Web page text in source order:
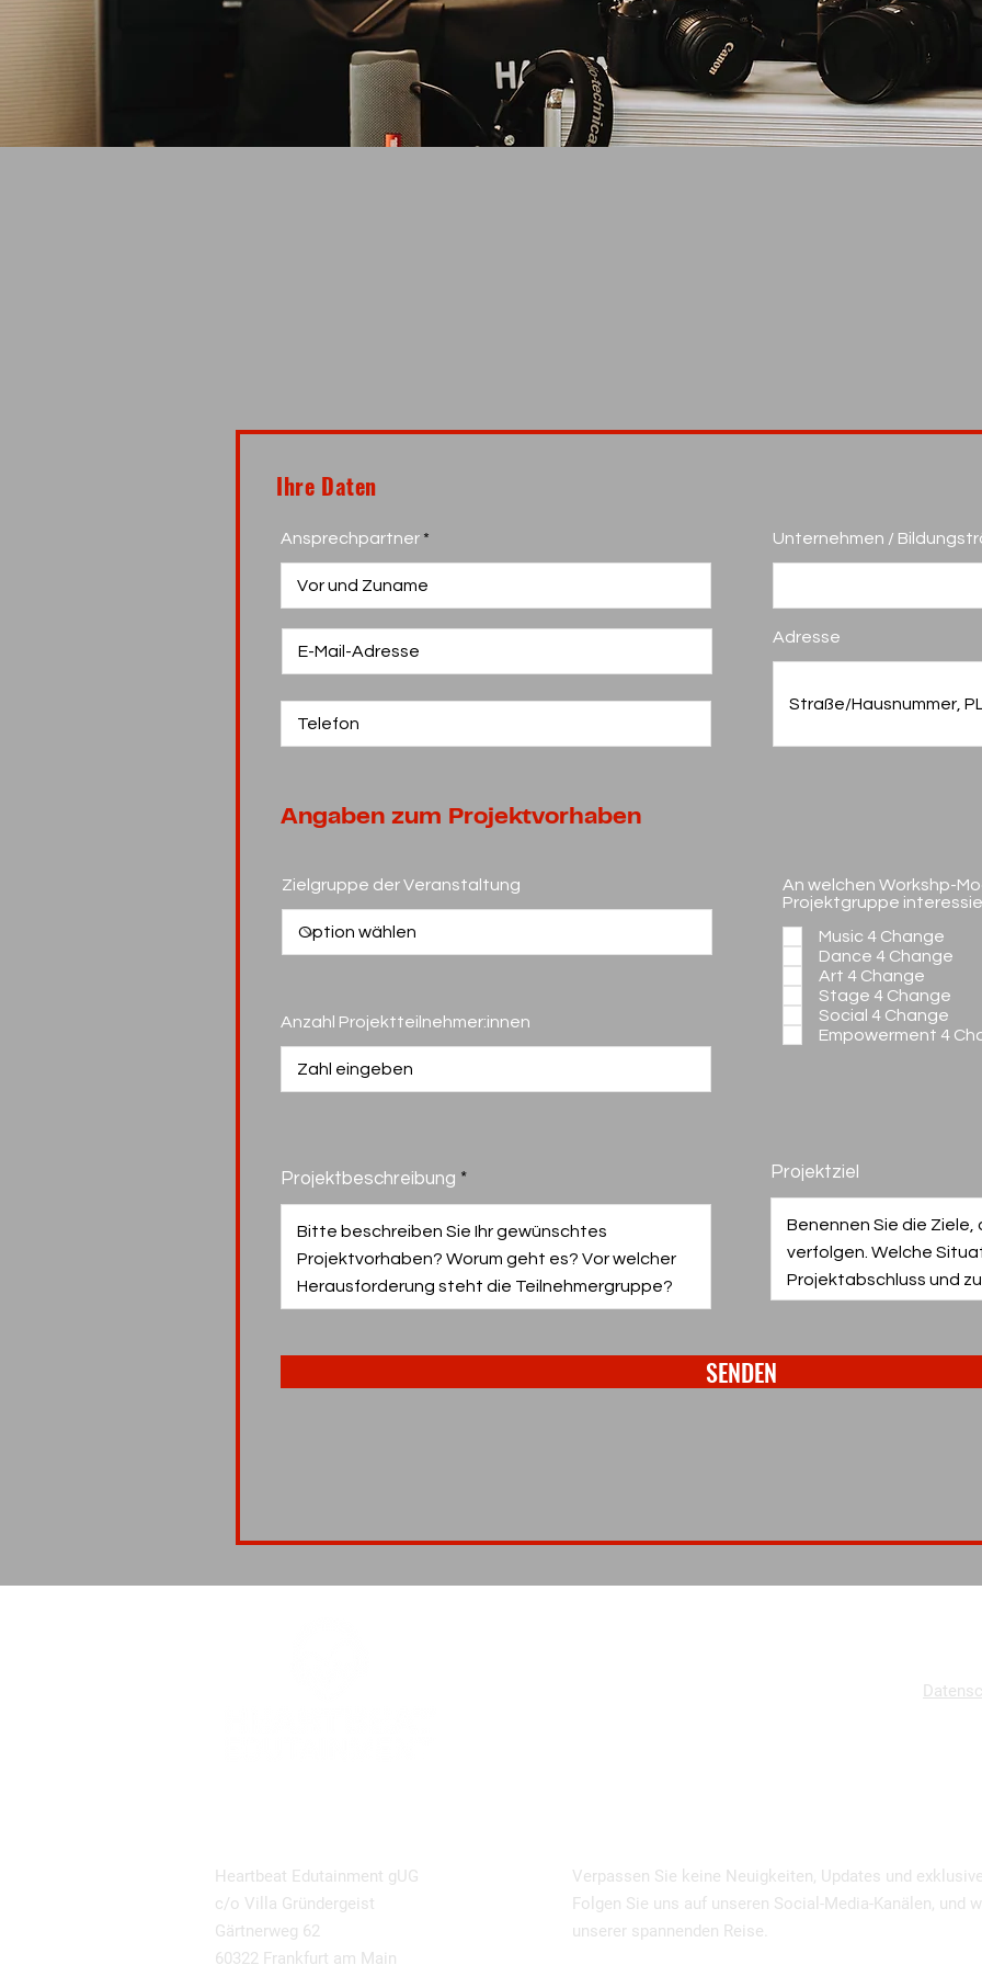
Ihre Daten
Ansprechpartner Unternehmen /
Adresse
Angaben zum Projektvorhaben
Zielgruppe der Veranstaltung
Anzahl Projektteilnehmer:innen
An welchen Workshp-
Projektgruppe
Music 4 Change
Dance 4 Change
Art 4 Change
Stage 4 Change
Social 4 Change
Empowerment 4
Projektbeschreibung Projektziel
SENDEN
Verpassen Sie keine Neuigkeiten, Updates und
Folgen Sie uns auf unseren Social-Media-Kanälen, und
unserer spannenden Reise.
Heartbeat Edutainment gUG
c/o Villa Gründergeist
Gärtnerweg 62
60322 Frankfurt am Main